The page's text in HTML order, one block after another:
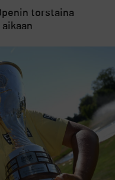
torstaina